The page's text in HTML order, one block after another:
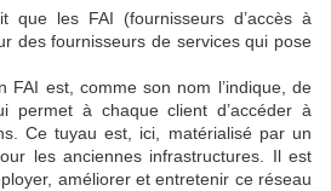
que les FAI (fournisseurs d’accès à
des fournisseurs de services qui pose
FAI est, comme son nom l’indique, de
à chaque client d’accéder à
Ce tuyau est, ici, matérialisé par un
les anciennes infrastructures. Il est
améliorer et entretenir ce réseau